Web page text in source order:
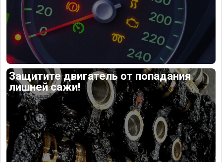
Защитите двигатель от попадания
лишней сажи!